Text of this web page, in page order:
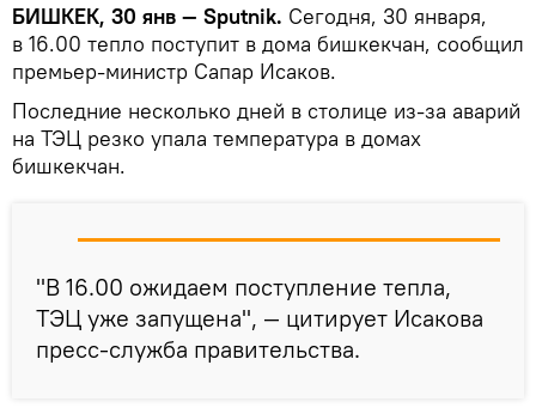
БИШКЕК, 30 янв — Sputnik. Сегодня, 30 января,
в 16.00 тепло поступит в дома бишкекчан, сообщил
премьер-министр Сапар Исаков.
Последние несколько дней в столице из-за аварий
на ТЭЦ резко упала температура в домах
бишкекчан.
"В 16.00 ожидаем поступление тепла,
ТЭЦ уже запущена", — цитирует Исакова
пресс-служба правительства.